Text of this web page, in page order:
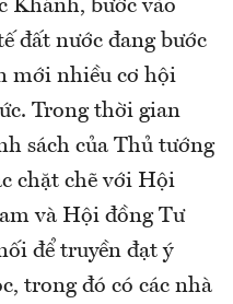
Khánh, bước vào
đất nước đang bước
mới nhiều cơ hội
Trong thời gian
sách của Thủ tướng
chặt chẽ với Hội
và Hội đồng Tư
để truyền đạt ý
trong đó có các nhà